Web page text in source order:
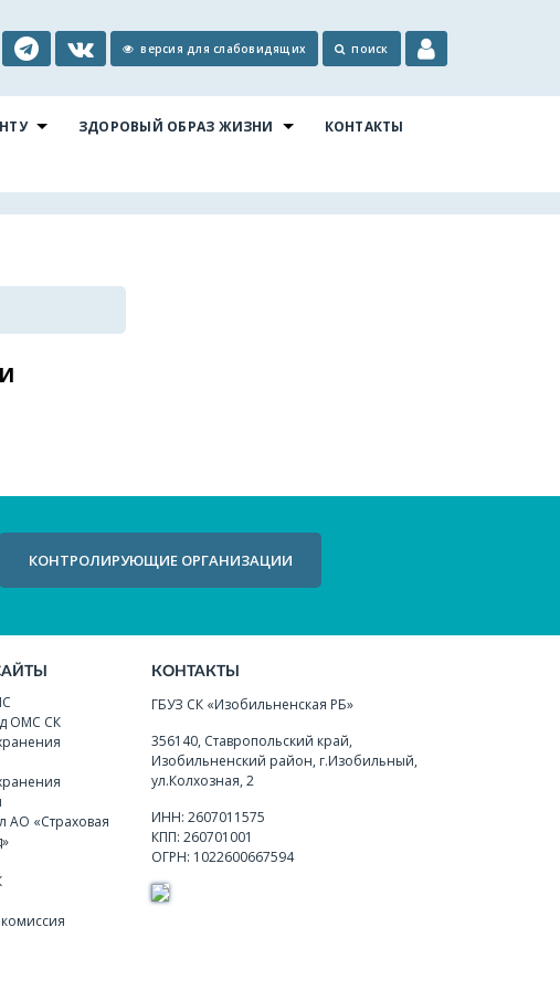
версия для слабовидящих поиск
ЗДОРОВЫЙ ОБРАЗ ЖИЗНИ
КОНТАКТЫ
КОНТРОЛИРУЮЩИЕ ОРГАНИЗАЦИИ
ОМС СК
АО «Страховая
КОНТАКТЫ
ГБУЗ СК «Изобильненская РБ»
356140, Ставропольский край,
Изобильненский район, г.Изобильный,
ул.Колхозная, 2
ИНН: 2607011575
КПП: 260701001
ОГРН: 1022600667594